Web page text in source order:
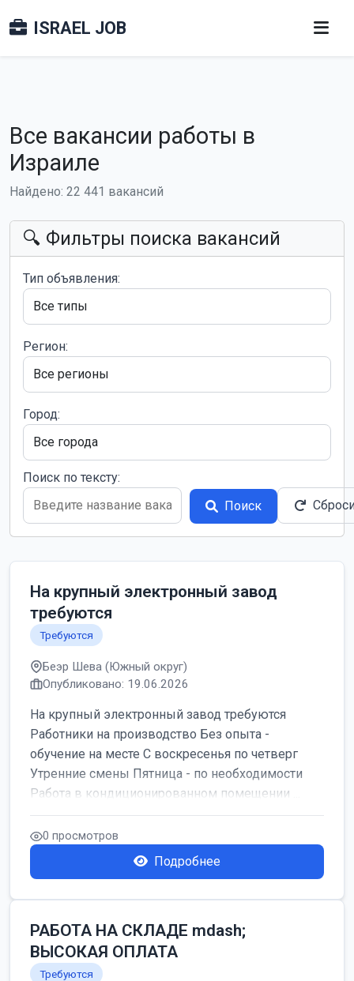
ISRAEL JOB
Все вакансии работы в
Израиле
Найдено: 22 441 вакансий
🔍 Фильтры поиска вакансий
Тип объявления:
Регион:
Город:
Поиск по тексту:
Поиск
На крупный электронный завод
требуются
Требуются
Беэр Шева (Южный округ)
Опубликовано: 19.06.2026
На крупный электронный завод требуются
Работники на производство Без опыта -
обучение на месте С воскресенья по четверг
Утренние смены Пятница - по необходимости
Работа в кондиционированном помещении ...
0 просмотров
Подробнее
РАБОТА НА СКЛАДЕ mdash;
ВЫСОКАЯ ОПЛАТА
Требуются